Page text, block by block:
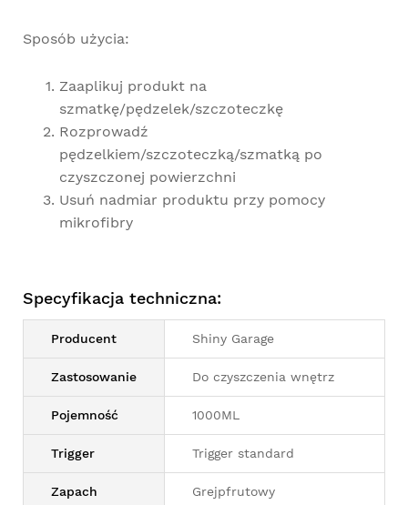
Sposób użycia:
Zaaplikuj produkt na
szmatkę/pędzelek/szczoteczkę
Rozprowadź
pędzelkiem/szczoteczką/szmatką po
czyszczonej powierzchni
Usuń nadmiar produktu przy pomocy
mikrofibry
Specyfikacja techniczna:
Producent Shiny Garage
Zastosowanie Do czyszczenia wnętrz
Pojemność 1000ML
Trigger Trigger standard
Zapach Grejpfrutowy